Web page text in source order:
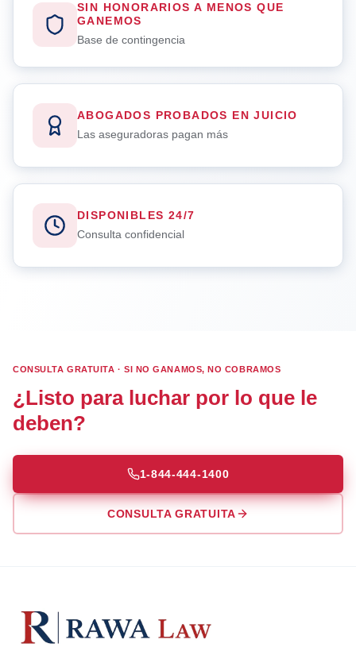
SIN HONORARIOS A MENOS QUE
GANEMOS
Base de contingencia
ABOGADOS PROBADOS EN JUICIO
Las aseguradoras pagan más
DISPONIBLES 24/7
Consulta confidencial
CONSULTA GRATUITA · SI NO GANAMOS, NO COBRAMOS
¿Listo para luchar por lo que le
deben?
1-844-444-1400
CONSULTA GRATUITA